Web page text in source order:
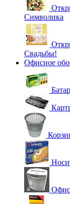
Символика
Свадьбы!
Офисное